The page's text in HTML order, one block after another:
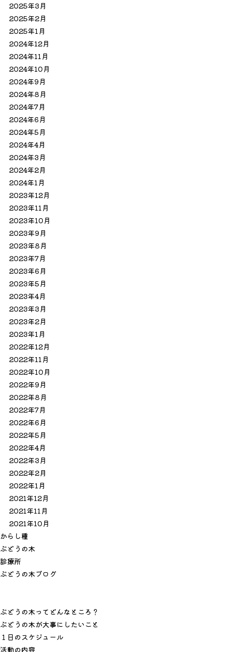
2025年3月
2025年2月
2025年1月
2024年12月
2024年11月
2024年10月
2024年9月
2024年8月
2024年7月
2024年6月
2024年5月
2024年4月
2024年3月
2024年2月
2024年1月
2023年12月
2023年11月
2023年10月
2023年9月
2023年8月
2023年7月
2023年6月
2023年5月
2023年4月
2023年3月
2023年2月
2023年1月
2022年12月
2022年11月
2022年10月
2022年9月
2022年8月
2022年7月
2022年6月
2022年5月
2022年4月
2022年3月
2022年2月
2022年1月
2021年12月
2021年11月
2021年10月
から し種
ぶ ど う の木
診療所
ぶ ど う の木ブロ グ
ぶどうの木ってどんなところ？
ぶどうの木が大事にしたいこと
１日のスケジュール
活動の内容